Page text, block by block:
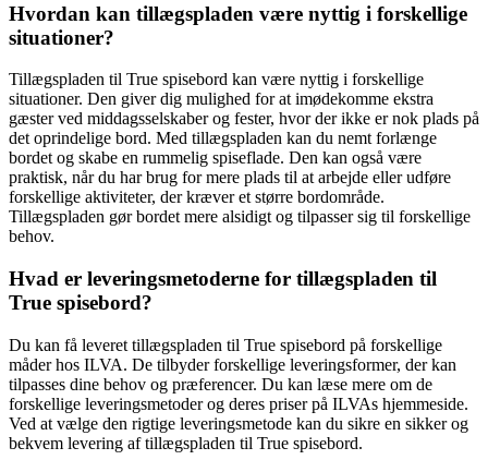
Hvordan kan tillægspladen være nyttig i forskellige
situationer?
Tillægspladen til True spisebord kan være nyttig i forskellige
situationer. Den giver dig mulighed for at imødekomme ekstra
gæster ved middagsselskaber og fester, hvor der ikke er nok plads på
det oprindelige bord. Med tillægspladen kan du nemt forlænge
bordet og skabe en rummelig spiseflade. Den kan også være
praktisk, når du har brug for mere plads til at arbejde eller udføre
forskellige aktiviteter, der kræver et større bordområde.
Tillægspladen gør bordet mere alsidigt og tilpasser sig til forskellige
behov.
Hvad er leveringsmetoderne for tillægspladen til
True spisebord?
Du kan få leveret tillægspladen til True spisebord på forskellige
måder hos ILVA. De tilbyder forskellige leveringsformer, der kan
tilpasses dine behov og præferencer. Du kan læse mere om de
forskellige leveringsmetoder og deres priser på ILVAs hjemmeside.
Ved at vælge den rigtige leveringsmetode kan du sikre en sikker og
bekvem levering af tillægspladen til True spisebord.